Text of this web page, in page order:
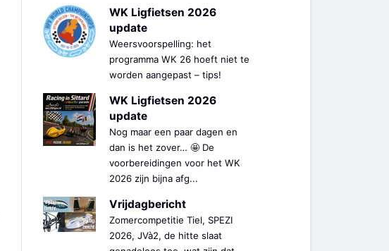
WK Ligfietsen 2026
update
Weersvoorspelling: het
programma WK 26 hoeft niet te
worden aangepast – tips!
WK Ligfietsen 2026
update
Nog maar een paar dagen en
dan is het zover… 🤩 De
voorbereidingen voor het WK
2026 zijn bijna afg...
Vrijdagbericht
Zomercompetitie Tiel, SPEZI
2026, JVà2, de hitte slaat